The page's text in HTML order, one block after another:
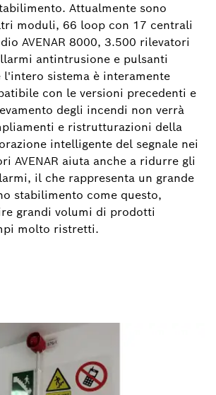
Attualmente sono
moduli, 66 loop con 17 centrali
AVENAR 8000, 3.500 rilevatori
antintrusione e pulsanti
l'intero sistema è interamente
con le versioni precedenti e
degli incendi non verrà
e ristrutturazioni della
intelligente del segnale nei
AVENAR aiuta anche a ridurre gli
il che rappresenta un grande
stabilimento come questo,
grandi volumi di prodotti
molto ristretti.